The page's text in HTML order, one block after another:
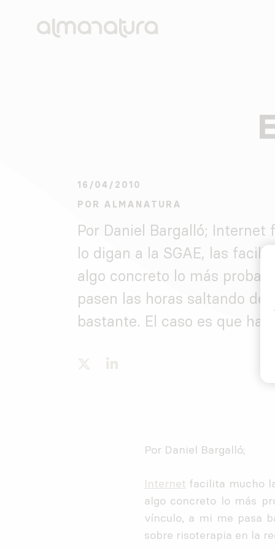
AlmaNatura
Reactivamos lo rural. Cuatro ejes de intervención:
16/04/2010
POR ALMANATURA
Por Daniel Bargalló;
lo digan a la SGAE, las
algo concreto lo más
pasen las horas saltando de
bastante. El caso es que
Por Daniel Bargalló;
Internet facilita mucho
algo concreto lo más
vínculo, a mi me pasa
sobre risoterapia en la